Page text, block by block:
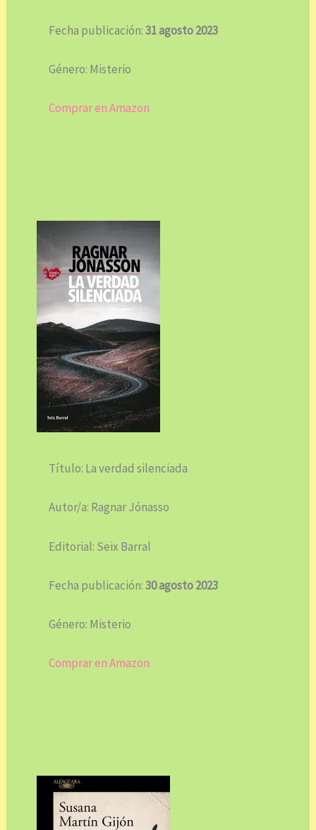
Fecha publicación:31 agosto 2023
Género: Misterio
Comprar en Amazon
Título: La verdad silenciada
Autor/a: Ragnar Jónasso
Editorial: Seix Barral
Fecha publicación:30 agosto 2023
Género: Misterio
Comprar en Amazon